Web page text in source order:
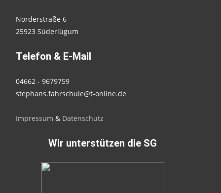
Norderstraße 6
25923 Süderlügum
Telefon & E-Mail
04662 - 9679759
stephans.fahrschule@t-online.de
Impressum & Datenschutz
Wir unterstützen die SG